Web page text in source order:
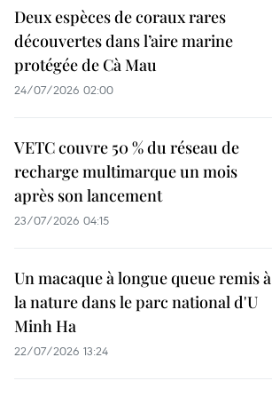
Deux espèces de coraux rares
découvertes dans l’aire marine
protégée de Cà Mau
24/07/2026 02:00
VETC couvre 50 % du réseau de
recharge multimarque un mois
après son lancement
23/07/2026 04:15
Un macaque à longue queue remis à
la nature dans le parc national d'U
Minh Ha
22/07/2026 13:24